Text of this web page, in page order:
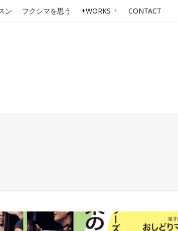
ン フクシマを思う +WORKS CONTACT